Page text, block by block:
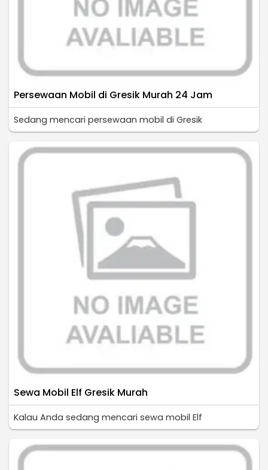
Persewaan Mobil di Gresik Murah 24 Jam
Sedang mencari persewaan mobil di Gresik
Sewa Mobil Elf Gresik Murah
Kalau Anda sedang mencari sewa mobil Elf